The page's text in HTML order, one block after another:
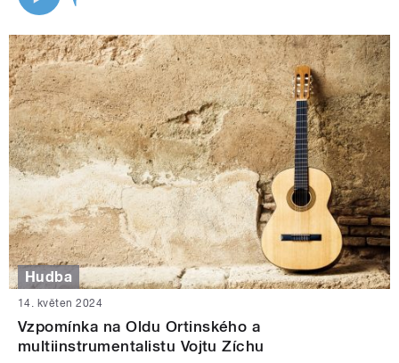
Hudba
14. květen 2024
Vzpomínka na Oldu Ortinského a
multiinstrumentalistu Vojtu Zíchu